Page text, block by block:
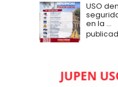
USO
en la ...